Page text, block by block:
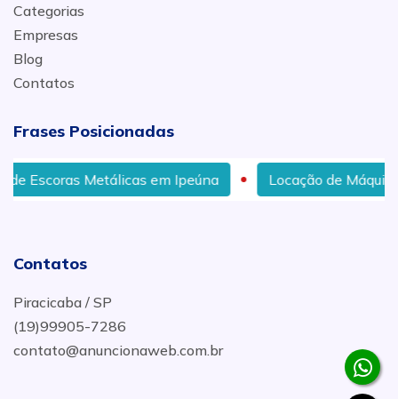
Categorias
Empresas
Blog
Contatos
Frases Posicionadas
Metálicas em Ipeúna Locação de Máquinas para
Contatos
Piracicaba / SP
(19)99905-7286
contato@anuncionaweb.com.br